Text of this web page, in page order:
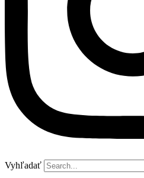
Vyhľadať